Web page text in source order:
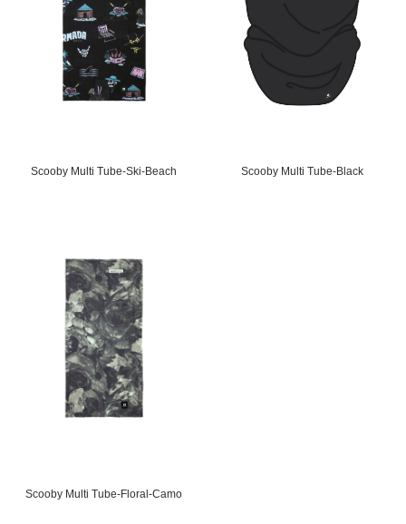
Scooby Multi Tube-Ski-Beach Scooby Multi Tube-Black
Scooby Multi Tube-Floral-Camo